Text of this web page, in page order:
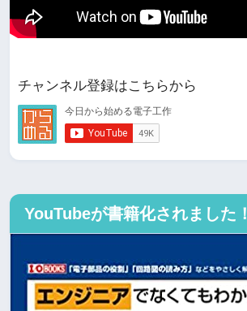
チャンネル登録はこちらから
YouTubeが書籍化されました！